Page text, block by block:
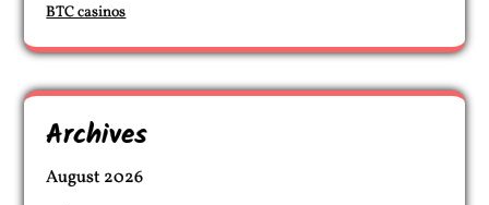
BTC casinos
Archives
August 2026